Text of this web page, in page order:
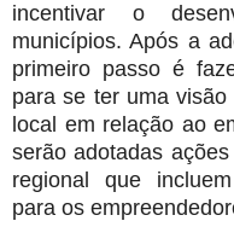
incentivar o
municípios. Após a
primeiro passo é
para se ter uma
local em relação ao
serão adotadas
regional que
para os